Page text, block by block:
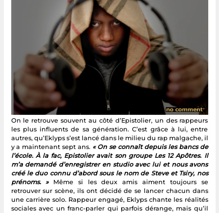
On le retrouve souvent au côté d’Epistolier, un des rappeurs
les plus influents de sa génération. C’est grâce à lui, entre
autres, qu’Eklyps s’est lancé dans le milieu du rap malgache, il
y a maintenant sept ans. « On se connaît depuis les bancs de
l’école. À la fac, Epistolier avait son groupe Les 12 Apôtres. Il
m’a demandé d’enregistrer en studio avec lui et nous avons
créé le duo connu d’abord sous le nom de Steve et Tsiry, nos
prénoms. »Même si les deux amis aiment toujours se
retrouver sur scène, ils ont décidé de se lancer chacun dans
une carrière solo. Rappeur engagé, Eklyps chante les réalités
sociales avec un franc-parler qui parfois dérange, mais qu’il